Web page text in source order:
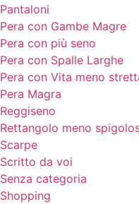
Pantaloni
Pera con Gambe Magre
Pera con più seno
Pera con Spalle Larghe
Pera con Vita meno
Pera Magra
Reggiseno
Rettangolo meno
Scarpe
Scritto da voi
Senza categoria
Shopping